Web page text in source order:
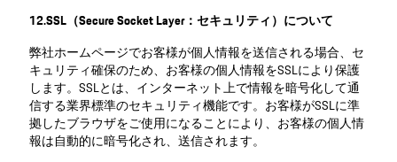
12.SSL（Secure Socket Layer：セキュリティ）について
弊社ホームページでお客様が個人情報を送信される場合、セ
キュリティ確保のため、お客様の個人情報をSSLにより保護
します。SSLとは、インターネット上で情報を暗号化して通
信する業界標準のセキュリティ機能です。お客様がSSLに準
拠したブラウザをご使用になることにより、お客様の個人情
報は自動的に暗号化され、送信されます。